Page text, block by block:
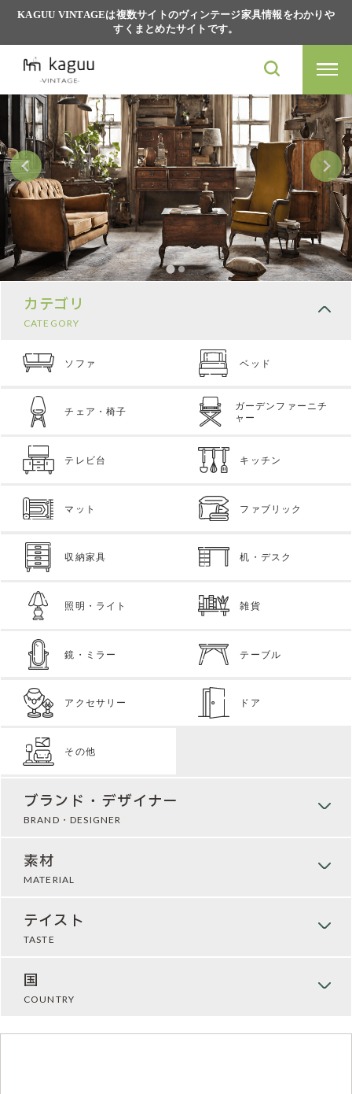
KAGUU VINTAGEは複数サイトのヴィンテージ家具情報をわかりや
すくまとめたサイトです。
カテゴリ
CATEGORY
ソファ ベッド
チェア・椅子
ガーデンファーニチ
ャー
テレビ台 キッチン
マット ファブリック
収納家具 机・デスク
照明・ライト 雑貨
鏡・ミラー テーブル
アクセサリー ドア
その他
ブランド・デザイナー
BRAND・DESIGNER
素材
MATERIAL
テイスト
TASTE
国
COUNTRY